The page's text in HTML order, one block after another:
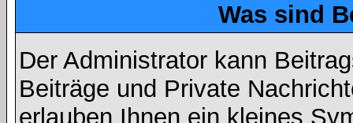
Was sind
Der Administrator kann
Beiträge und Private
erlauben Ihnen ein kleines